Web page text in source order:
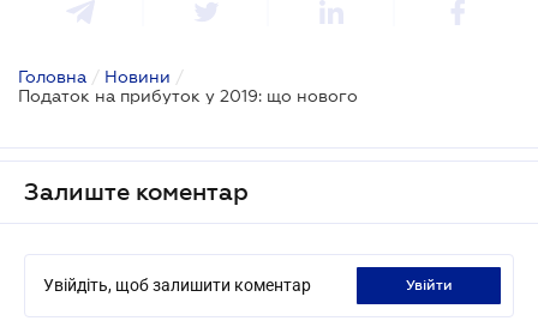
Головна / Новини /
Податок на прибуток у 2019: що нового
Залиште коментар
Увійдіть, щоб залишити коментар увійти